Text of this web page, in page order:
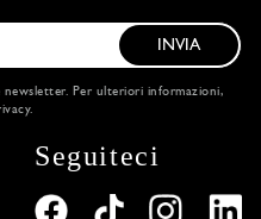
INVIA
Per ulteriori informazioni,
.
Seguiteci